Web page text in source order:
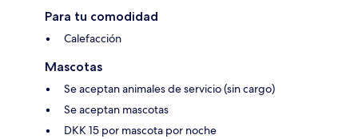
Para tu comodidad
Calefacción
Mascotas
Se aceptan animales de servicio (sin cargo)
Se aceptan mascotas
DKK 15 por mascota por noche